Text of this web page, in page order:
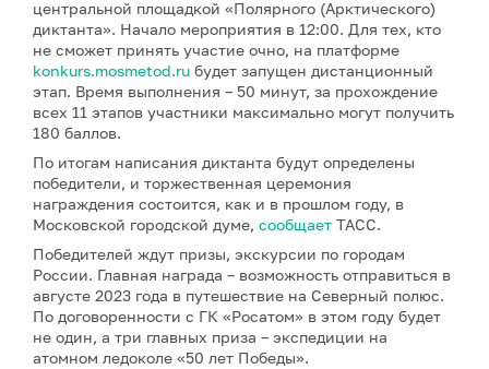
центральной площадкой «Полярного (Арктического)
диктанта». Начало мероприятия в 12:00. Для тех, кто
не сможет принять участие очно, на платформе
konkurs.mosmetod.ru будет запущен дистанционный
этап. Время выполнения – 50 минут, за прохождение
всех 11 этапов участники максимально могут получить
180 баллов.
По итогам написания диктанта будут определены
победители, и торжественная церемония
награждения состоится, как и в прошлом году, в
Московской городской думе, сообщает ТАСС.
Победителей ждут призы, экскурсии по городам
России. Главная награда – возможность отправиться в
августе 2023 года в путешествие на Северный полюс.
По договоренности с ГК «Росатом» в этом году будет
не один, а три главных приза – экспедиции на
атомном ледоколе «50 лет Победы».